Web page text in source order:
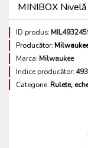
MINIBOX
ID produs:
Producător:
Marca:Milwaukee
Indice producător:
Categorie:Rulete,